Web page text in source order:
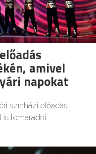
amivel
napokat
színházi előadás
lemaradni.